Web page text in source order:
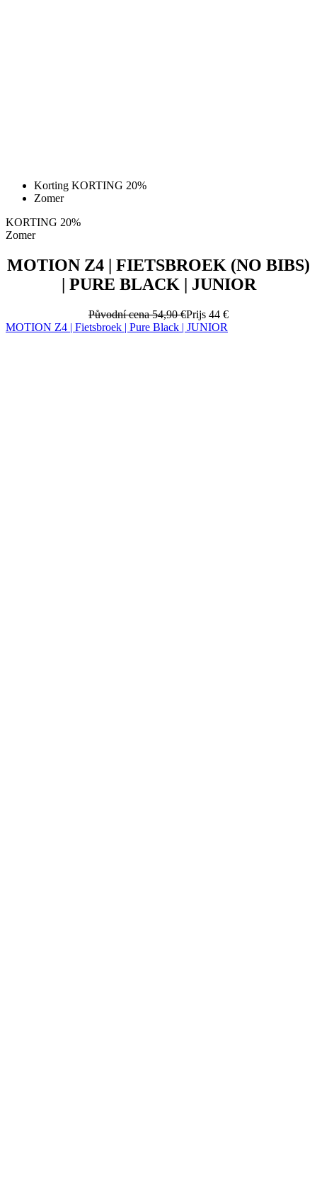
Korting KORTING 20%
Zomer
KORTING 20%
Zomer
MOTION Z4 | FIETSBROEK (NO BIBS)
| PURE BLACK | JUNIOR
Původní cena54,90 €Prijs 44 €
MOTION Z4 | Fietsbroek | Pure Black | JUNIOR